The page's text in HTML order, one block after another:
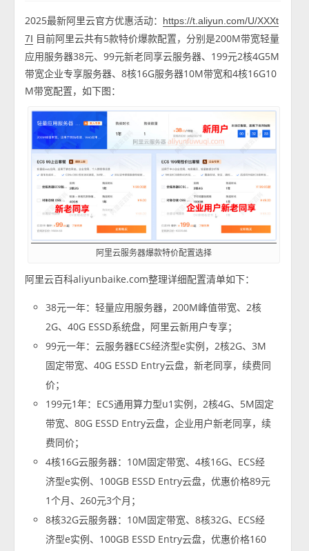
2025最新阿里云官方优惠活动：
https://t.aliyun.com/U/XXXt
7I 目前阿里云共有5款特价爆款配置，分别是200M带宽轻量
应用服务器38元、99元新老同享云服务器、199元2核4G5M
带宽企业专享服务器、8核16G服务器10M带宽和4核16G10
M带宽配置，如下图：
阿里云服务器爆款特价配置选择
阿里云百科aliyunbaike.com整理详细配置清单如下：
38元一年：轻量应用服务器，200M峰值带宽、2核
2G、40G ESSD系统盘，阿里云新用户专享；
99元一年：云服务器ECS经济型e实例，2核2G、3M
固定带宽、40G ESSD Entry云盘，新老同享，续费同
价；
199元1年：ECS通用算力型u1实例，2核4G、5M固定
带宽、80G ESSD Entry云盘，企业用户新老同享，续
费同价；
4核16G云服务器：10M固定带宽、4核16G、ECS经
济型e实例、100GB ESSD Entry云盘，优惠价格89元
1个月、260元3个月；
8核32G云服务器：10M固定带宽、8核32G、ECS经
济型e实例、100GB ESSD Entry云盘，优惠价格160